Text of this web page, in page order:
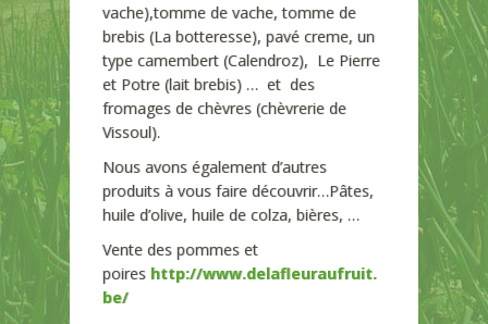
vache),tomme de vache, tomme de
brebis (La botteresse), pavé creme, un
type camembert (Calendroz), Le Pierre
et Potre (lait brebis) … et des
fromages de chèvres (chèvrerie de
Vissoul).
Nous avons également d’autres
produits à vous faire découvrir…Pâtes,
huile d’olive, huile de colza, bières, …
Vente des pommes et
poires http://www.delafleuraufruit.
be/